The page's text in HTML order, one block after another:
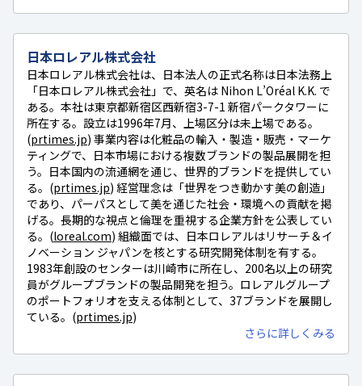
日本ロレアル株式会社
日本ロレアル株式会社は、日本法人の正式名称は日本法務上
「日本ロレアル株式会社」で、英名は Nihon L’Oréal K.K. で
ある。本社は東京都新宿区西新宿3-7-1 新宿パークタワーに
所在する。設立は1996年7月、上場区分は未上場である。
(prtimes.jp) 事業内容は化粧品の輸入・製造・販売・マーケ
ティングで、日本市場における複数ブランドの製品展開を担
う。日本国内の流通網を通じ、世界的ブランドを提供してい
る。(prtimes.jp) 経営理念は「世界をつき動かす美の創造」
であり、パーパスとして美を通じた社会・環境への貢献を掲
げる。長期的な視点と倫理を重視する企業方針を公表してい
る。(loreal.com) 組織面では、日本ロレアルはリサーチ＆イ
ノベーション ジャパンを核とする研究開発体制を有する。
1983年創設のセンターは川崎市に所在し、200名以上の研究
員がグループブランドの製品開発を担う。ロレアルグループ
のポートフォリオを支える体制として、37ブランドを展開し
ている。(prtimes.jp)
さらに詳しくみる